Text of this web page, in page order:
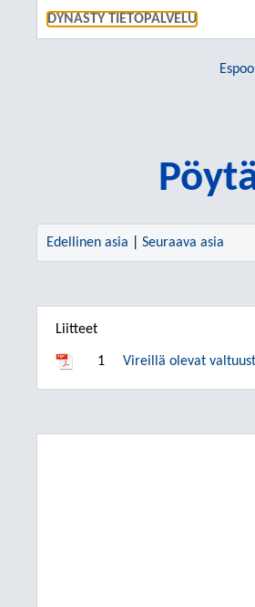
DYNASTY TIETOPALVELU
Edellinen asia Seuraava asia
Liitteet
1 Vireillä olevat